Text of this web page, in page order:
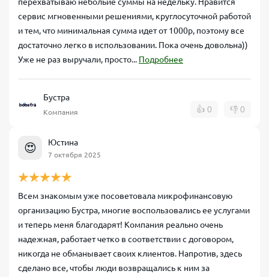
сервис мгновенными решениями, круглосуточной работой
и тем, что минимальная сумма идет от 1000р, поэтому все
достаточно легко в использовании. Пока очень довольна))
Уже не раз выручали, просто... Подробнее
Бустра
Компания 👍 0 👎 0
😍 Юстина
7 октября 2025
Всем знакомым уже посоветовала микрофинансовую
организацию Бустра, многие воспользовались ее услугами
и теперь меня благодарят! Компания реально очень
надежная, работает четко в соответствии с договором,
никогда не обманывает своих клиентов. Напротив, здесь
сделано все, чтобы люди возвращались к ним за